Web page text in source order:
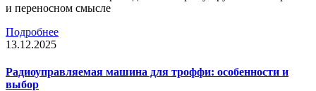
и переносном смысле
Подробнее
13.12.2025
Радиоуправляемая машина для троффи: особенности и
выбор